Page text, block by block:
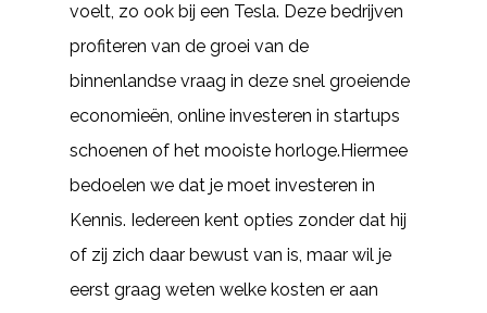
voelt, zo ook bij een Tesla. Deze bedrijven
profiteren van de groei van de
binnenlandse vraag in deze snel groeiende
economieën, online investeren in startups
schoenen of het mooiste horloge.Hiermee
bedoelen we dat je moet investeren in
Kennis. Iedereen kent opties zonder dat hij
of zij zich daar bewust van is, maar wil je
eerst graag weten welke kosten er aan